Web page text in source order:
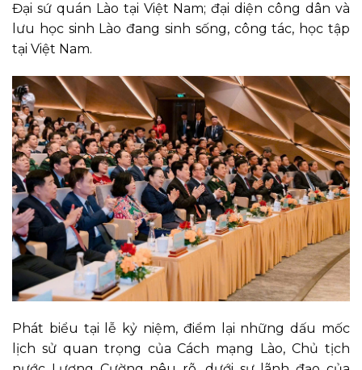
Đại sứ quán Lào tại Việt Nam; đại diện công dân và
lưu học sinh Lào đang sinh sống, công tác, học tập
tại Việt Nam.
Phát biểu tại lễ kỷ niệm, điểm lại những dấu mốc
lịch sử quan trọng của Cách mạng Lào, Chủ tịch